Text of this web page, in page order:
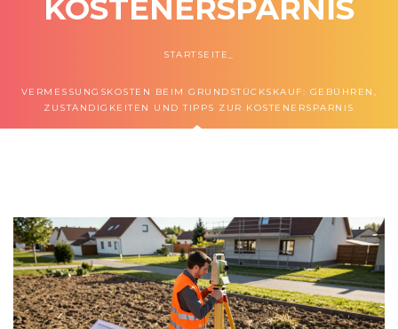
KOSTENERSPARNIS
STARTSEITE
VERMESSUNGSKOSTEN BEIM GRUNDSTÜCKSKAUF: GEBÜHREN,
ZUSTÄNDIGKEITEN UND TIPPS ZUR KOSTENERSPARNIS